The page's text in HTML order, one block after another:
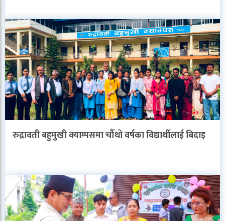
रुद्रावती बहुमुखी क्याम्पसमा चौँथो वर्षका विद्यार्थीलाई बिदाइ